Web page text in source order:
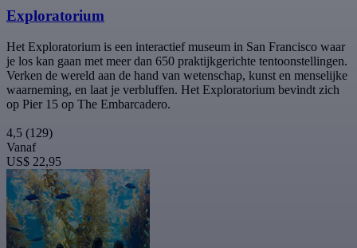
Exploratorium
Het Exploratorium is een interactief museum in San Francisco waar
je los kan gaan met meer dan 650 praktijkgerichte tentoonstellingen.
Verken de wereld aan de hand van wetenschap, kunst en menselijke
waarneming, en laat je verbluffen. Het Exploratorium bevindt zich
op Pier 15 op The Embarcadero.
4,5 (129)
Vanaf
US$ 22,95